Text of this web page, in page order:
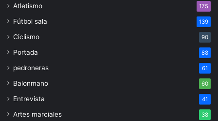
Atletismo 175
Fútbol sala 139
Ciclismo 90
Portada 88
pedroneras 61
Balonmano 60
Entrevista 41
Artes marciales 38